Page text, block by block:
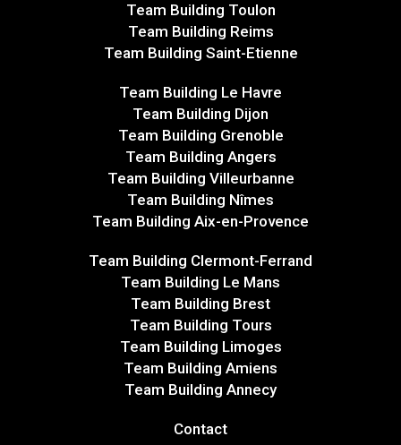
Team Building Toulon
Team Building Reims
Team Building Saint-Etienne
Team Building Le Havre
Team Building Dijon
Team Building Grenoble
Team Building Angers
Team Building Villeurbanne
Team Building Nîmes
Team Building Aix-en-Provence
Team Building Clermont-Ferrand
Team Building Le Mans
Team Building Brest
Team Building Tours
Team Building Limoges
Team Building Amiens
Team Building Annecy
Contact